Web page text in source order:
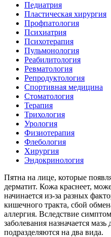
Педиатрия
Пластическая хирургия
Профпатология
Психиатрия
Психотерапия
Пульмонология
Реабилитология
Ревматология
Репродуктология
Спортивная медицина
Стоматология
Терапия
Трихология
Урология
Физиотерапия
Флебология
Хирургия
Эндокринология
Пятна на лице, которые
дерматит. Кожа краснеет,
начинается из-за разных
кишечного тракта, сбой
аллергия. Вследствие
заболевания назначается
подразделяются на два вида.